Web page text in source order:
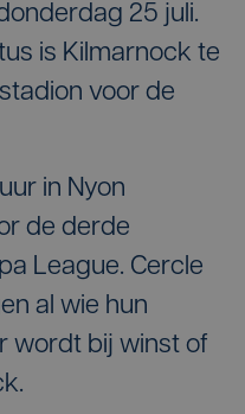
25 juli.
is Kilmarnock te
voor de
in Nyon
de derde
League. Cercle
al wie hun
wordt bij winst of